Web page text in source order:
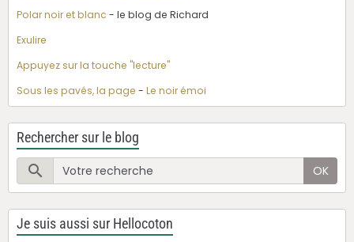
Polar noir et blanc - le blog de Richard
Exulire
Appuyez sur la touche "lecture"
Sous les pavés, la page - Le noir émoi
Rechercher sur le blog
OK
Je suis aussi sur Hellocoton